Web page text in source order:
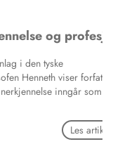
og
i den tyske
Henneth viser
inngår som
debatten mellom
filosofen Fraser
Les